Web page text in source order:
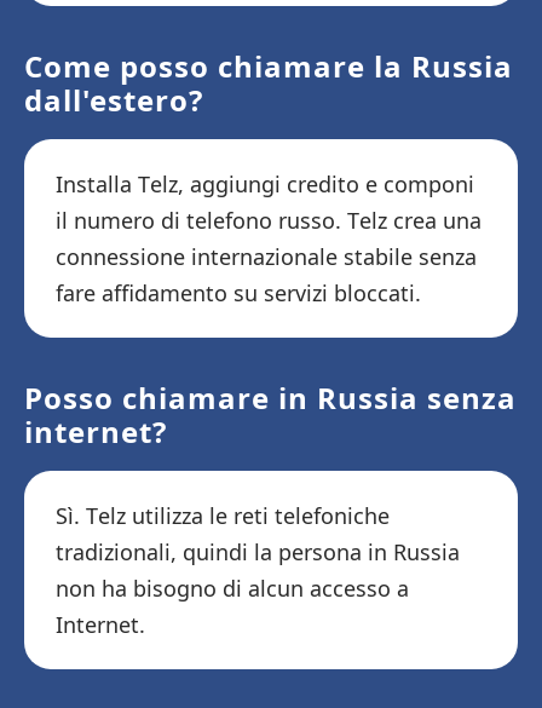
Come posso chiamare la Russia
dall'estero?
Installa Telz, aggiungi credito e componi
il numero di telefono russo. Telz crea una
connessione internazionale stabile senza
fare affidamento su servizi bloccati.
Posso chiamare in Russia senza
internet?
Sì. Telz utilizza le reti telefoniche
tradizionali, quindi la persona in Russia
non ha bisogno di alcun accesso a
Internet.